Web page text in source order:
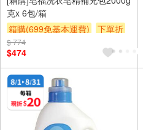
克x 6包/箱
箱購(699免基本運費)
下單折
贈$200
$ 774
$474